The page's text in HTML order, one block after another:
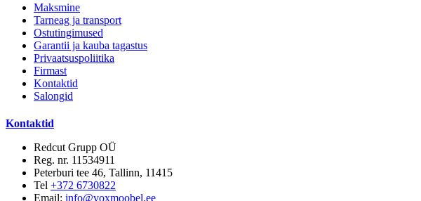
Maksmine
Tarneag ja transport
Ostutingimused
Garantii ja kauba tagastus
Privaatsuspoliitika
Firmast
Kontaktid
Salongid
Kontaktid
Redcut Grupp OÜ
Reg. nr. 11534911
Peterburi tee 46, Tallinn, 11415
Tel +372 6730822
Email: info@voxmoobel.ee